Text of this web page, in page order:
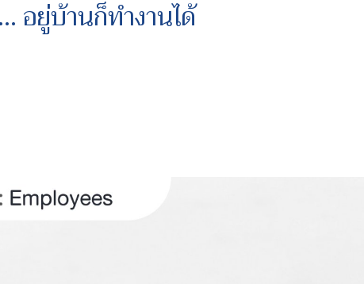
อยู่บ้านก็ทำงานได้